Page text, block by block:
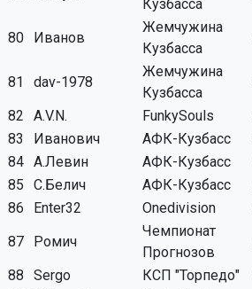
Кузбасса
80 Иванов
Жемчужина
Кузбасса
81 dav-1978
Жемчужина
Кузбасса
82
A.V.N. FunkySouls
83
Иванович АФК-Кузбасс
84 А.Левин АФК-Кузбасс
85
С.Белич АФК-Кузбасс
86
Enter32 Onedivision
87
Ромич
Чемпионат
Прогнозов
88
Sergo КСП "Торпедо"